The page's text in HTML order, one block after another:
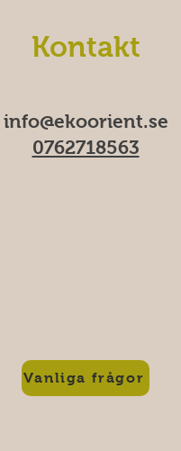
Kontakt
info@ekoorient.se​​
0762718563
Vanliga frågor